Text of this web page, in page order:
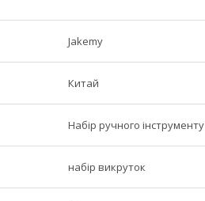
Jakemy
Китай
Набір ручного інструменту
набір викруток